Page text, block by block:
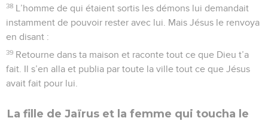
38 L’homme de qui étaient sortis les démons lui demandait
instamment de pouvoir rester avec lui. Mais Jésus le renvoya
en disant :
39 Retourne dans ta maison et raconte tout ce que Dieu t’a
fait. Il s’en alla et publia par toute la ville tout ce que Jésus
avait fait pour lui.
La fille de Jaïrus et la femme qui toucha le